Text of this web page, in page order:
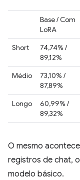
Base / Com
LoRA
Short
74,74% /
89,12%
Médio
73,10% /
87,89%
Longo
60,99% /
89,32%
O mesmo
registros de chat,
modelo básico.